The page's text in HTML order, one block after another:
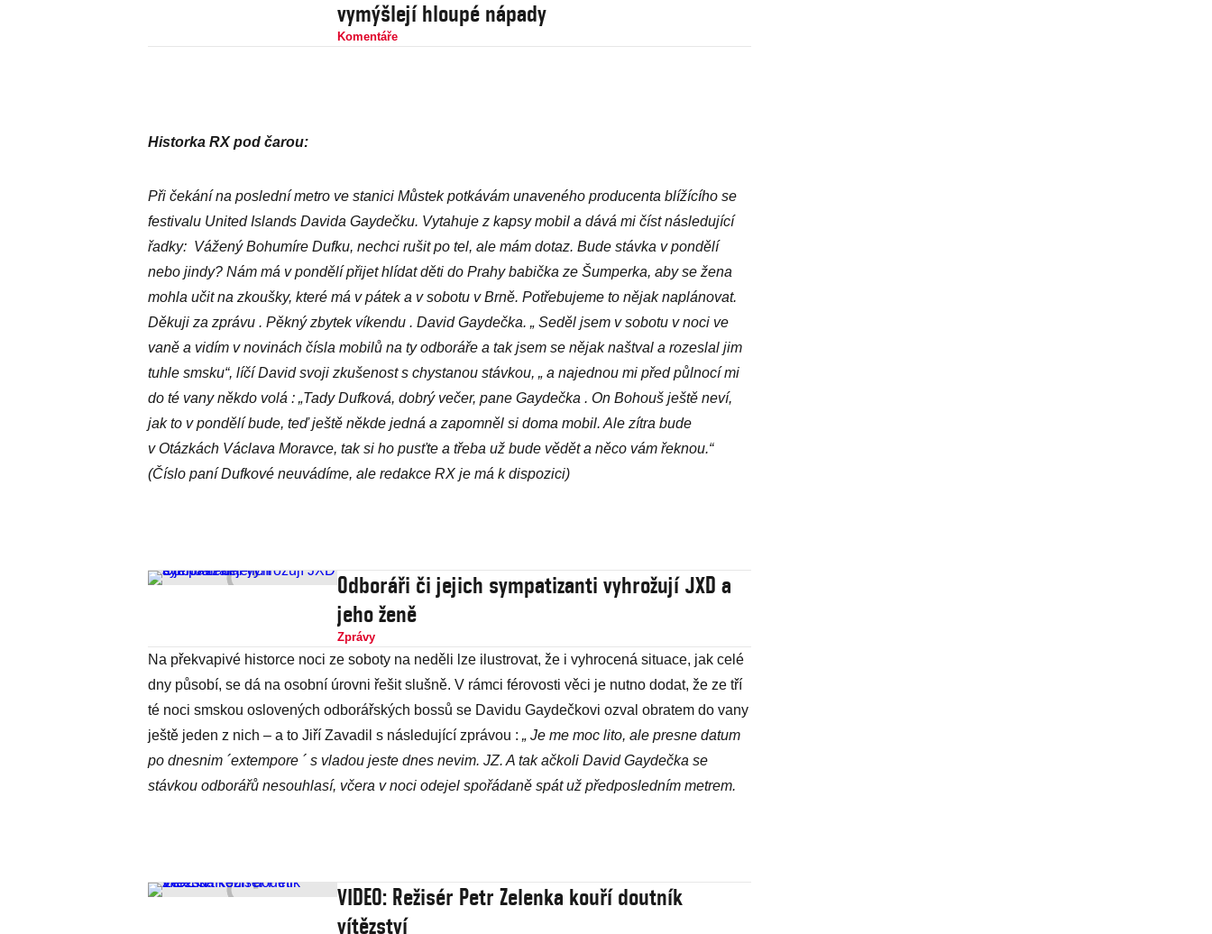
vymýšlejí hloupé nápady
Komentáře
Historka RX pod čarou:
Při čekání na poslední metro ve stanici Můstek potkávám unaveného producenta blížícího se
festivalu United Islands Davida Gaydečku. Vytahuje z kapsy mobil a dává mi číst následující
řadky: Vážený Bohumíre Dufku, nechci rušit po tel, ale mám dotaz. Bude stávka v pondělí
nebo jindy? Nám má v pondělí přijet hlídat děti do Prahy babička ze Šumperka, aby se žena
mohla učit na zkoušky, které má v pátek a v sobotu v Brně. Potřebujeme to nějak naplánovat.
Děkuji za zprávu . Pěkný zbytek víkendu . David Gaydečka. „ Seděl jsem v sobotu v noci ve
vaně a vidím v novinách čísla mobilů na ty odboráře a tak jsem se nějak naštval a rozeslal jim
tuhle smsku“, líčí David svoji zkušenost s chystanou stávkou, „ a najednou mi před půlnocí mi
do té vany někdo volá : „Tady Dufková, dobrý večer, pane Gaydečka . On Bohouš ještě neví,
jak to v pondělí bude, teď ještě někde jedná a zapomněl si doma mobil. Ale zítra bude
v Otázkách Václava Moravce, tak si ho pusťte a třeba už bude vědět a něco vám řeknou.“
(Číslo paní Dufkové neuvádíme, ale redakce RX je má k dispozici)
Odboráři či jejich sympatizanti vyhrožují JXD a
jeho ženě
Zprávy
Na překvapivé historce noci ze soboty na neděli lze ilustrovat, že i vyhrocená situace, jak celé
dny působí, se dá na osobní úrovni řešit slušně. V rámci férovosti věci je nutno dodat, že ze tří
té noci smskou oslovených odborářských bossů se Davidu Gaydečkovi ozval obratem do vany
ještě jeden z nich – a to Jiří Zavadil s následující zprávou : „ Je me moc lito, ale presne datum
po dnesnim ´extempore ´ s vladou jeste dnes nevim. JZ. A tak ačkoli David Gaydečka se
stávkou odborářů nesouhlasí, včera v noci odejel spořádaně spát už předposledním metrem.
VIDEO: Režisér Petr Zelenka kouří doutník
vítězství